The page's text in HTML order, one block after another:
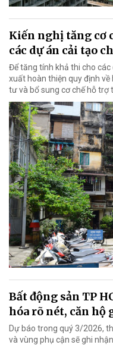
Kiến nghị tăng cơ
các dự án cải tạo
Để tăng tính khả thi cho các
xuất hoàn thiện quy định về
tư và bổ sung cơ chế hỗ trợ
Bất động sản TP
hóa rõ nét, căn hộ
Dự báo trong quý 3/2026,
và vùng phụ cận sẽ ghi